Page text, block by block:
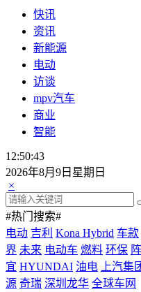
快讯
资讯
新能源
电动
访谈
mpv汽车
商业
智能
12:50:44
2026年8月9日星期日
×
#热门搜索#
电动 吉利 Kona Hybrid 车款
界 未来 电动车 燃料 环保
宜 HYUNDAI 油电 上汽集
源 奇瑞 深圳龙华 全球车网